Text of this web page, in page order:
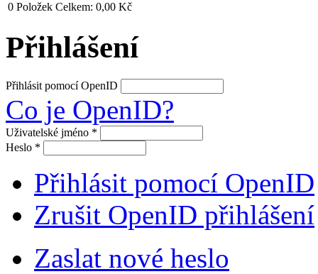
0 Položek Celkem: 0,00 Kč
Přihlášení
Přihlásit pomocí OpenID
Co je OpenID?
Uživatelské jméno *
Heslo *
Přihlásit pomocí OpenID
Zrušit OpenID přihlášení
Zaslat nové heslo